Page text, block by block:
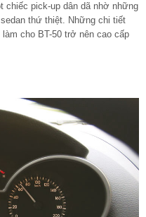
chiếc pick-up dân dã nhờ những
thứ thiệt. Những chi tiết
cho BT-50 trở nên cao cấp